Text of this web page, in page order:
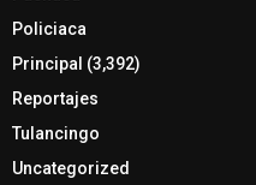
Policiaca
Principal (3,392)
Reportajes
Tulancingo
Uncategorized